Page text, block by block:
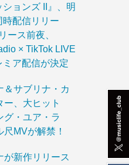
ションズ II』、明
時配信リリー
ース前夜、
× TikTok LIVE
ミア配信が決定
＆サブリナ・カ
ー、大ヒット
グ・ユア・ラ
尺MVが解禁！
が新作リリース